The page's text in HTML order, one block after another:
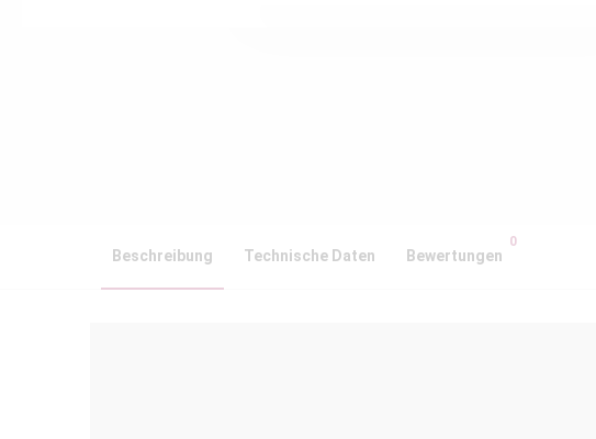
Beschreibung Technische Daten Bewertungen
0